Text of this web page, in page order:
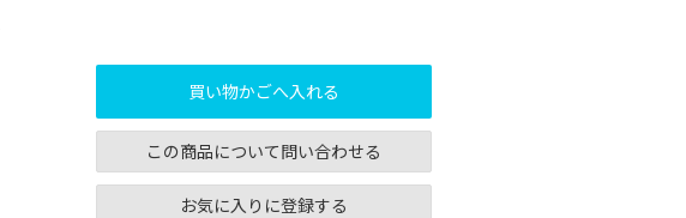
買い物かごへ入れる
この商品について問い合わせる
お気に入りに登録する